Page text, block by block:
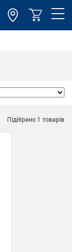
Підібрано 1 товарів